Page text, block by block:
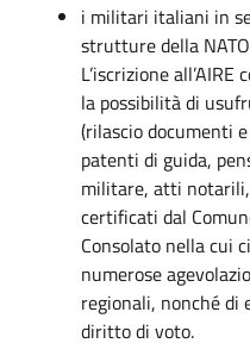
i militari italiani in
strutture della
L’iscrizione
la possibilità di
(rilascio documenti
patenti di guida,
militare, atti
certificati dal
Consolato nella cui
numerose
regionali, nonché di
diritto di voto.